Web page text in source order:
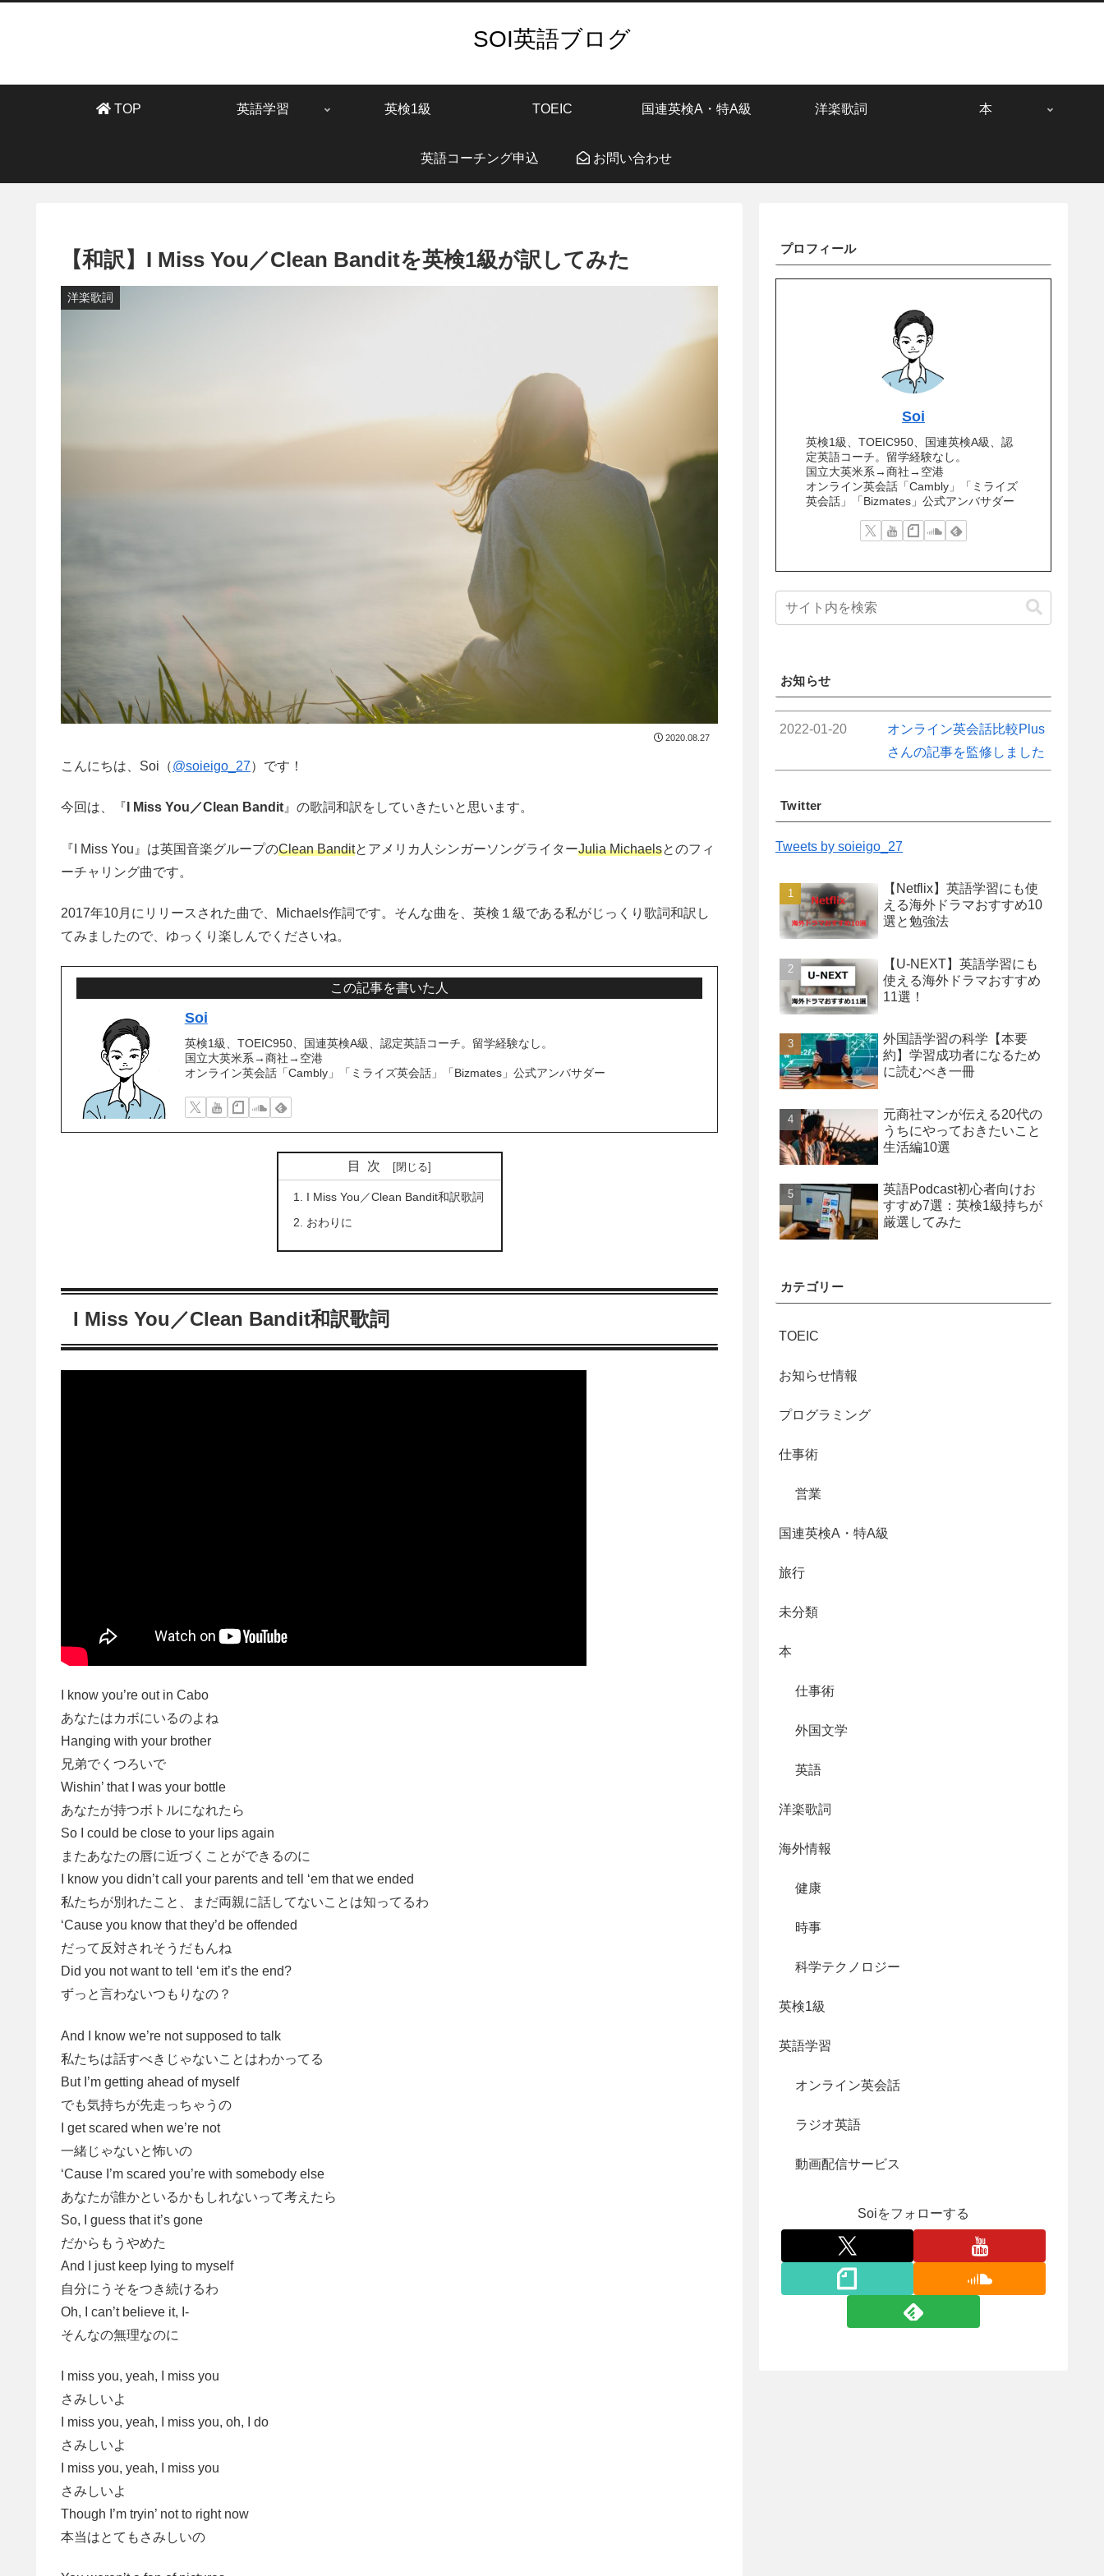
SOI英語ブログ
TOP 英語学習 英検1級 TOEIC 国連英検A・特A級 洋楽歌詞 本
英語コーチング申込 お問い合わせ
【和訳】I Miss You／Clean Banditを英検1級が訳してみた
洋楽歌詞
2020.08.27
こんにちは、Soi（@soieigo_27）です！
今回は、『 I Miss You／Clean Bandit 』の歌詞和訳をしていきたいと思います。
『I Miss You』は英国音楽グループのClean Banditとアメリカ人シンガーソングライターJulia Michaelsとのフィ
ーチャリング曲です。
2017年10月にリリースされた曲で、Michaels作詞です。そんな曲を、英検１級である私がじっくり歌詞和訳し
てみましたので、ゆっくり楽しんでくださいね。
この記事を書いた人
Soi
英検1級、TOEIC950、国連英検A級、認定英語コーチ。留学経験なし。
国立大英米系→商社→空港
オンライン英会話「Cambly」「ミライズ英会話」「Bizmates」公式アンバサダー
目次
I Miss You／Clean Bandit和訳歌詞
おわりに
I Miss You／Clean Bandit和訳歌詞
I know you’re out in Cabo
あなたはカボにいるのよね
Hanging with your brother
兄弟でくつろいで
Wishin’ that I was your bottle
あなたが持つボトルになれたら
So I could be close to your lips again
またあなたの唇に近づくことができるのに
I know you didn’t call your parents and tell ‘em that we ended
私たちが別れたこと、まだ両親に話してないことは知ってるわ
‘Cause you know that they’d be offended
だって反対されそうだもんね
Did you not want to tell ‘em it’s the end?
ずっと言わないつもりなの？
And I know we’re not supposed to talk
私たちは話すべきじゃないことはわかってる
But I’m getting ahead of myself
でも気持ちが先走っちゃうの
I get scared when we’re not
一緒じゃないと怖いの
‘Cause I’m scared you’re with somebody else
あなたが誰かといるかもしれないって考えたら
So, I guess that it’s gone
だからもうやめた
And I just keep lying to myself
自分にうそをつき続けるわ
Oh, I can’t believe it, I-
そんなの無理なのに
I miss you, yeah, I miss you
さみしいよ
I miss you, yeah, I miss you, oh, I do
さみしいよ
I miss you, yeah, I miss you
さみしいよ
Though I’m tryin’ not to right now
本当はとてもさみしいの
プロフィール
Soi
英検1級、TOEIC950、国連英検A級、認
定英語コーチ。留学経験なし。
国立大英米系→商社→空港
オンライン英会話「Cambly」「ミライズ
英会話」「Bizmates」公式アンバサダー
お知らせ
2022-01-20
オンライン英会話比較Plus
さんの記事を監修しました
Twitter
Tweets by soieigo_27
【Netflix】英語学習にも使
える海外ドラマおすすめ10
選と勉強法
【U-NEXT】英語学習にも
使える海外ドラマおすすめ
11選！
外国語学習の科学【本要
約】学習成功者になるため
に読むべき一冊
元商社マンが伝える20代の
うちにやっておきたいこと
生活編10選
英語Podcast初心者向けお
すすめ7選：英検1級持ちが
厳選してみた
カテゴリー
TOEIC
お知らせ情報
プログラミング
仕事術
営業
国連英検A・特A級
旅行
未分類
本
仕事術
外国文学
英語
洋楽歌詞
海外情報
健康
時事
科学テクノロジー
英検1級
英語学習
オンライン英会話
ラジオ英語
動画配信サービス
Soiをフォローする